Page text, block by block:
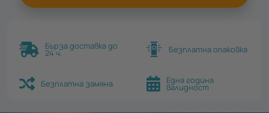
Бърза доставка до
24 ч. Безплатна опаковка
Безплатна замяна Една година
валидност